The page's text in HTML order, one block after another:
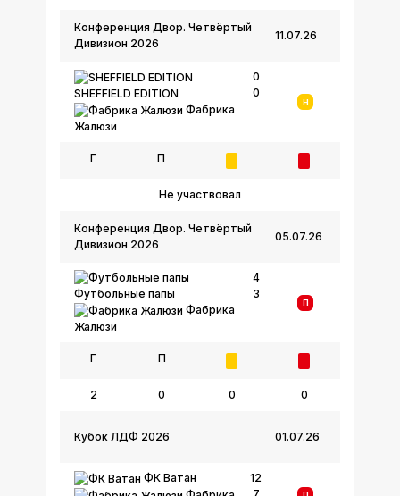
11.07.26
Конференция Двор. Четвёртый
Дивизион 2026
SHEFFIELD EDITION
Фабрика
Жалюзи
0
0
Н
Г П
Не участвовал
05.07.26
Конференция Двор. Четвёртый
Дивизион 2026
Футбольные папы
Фабрика
Жалюзи
4
3
П
Г П
2 0 0 0
01.07.26
Кубок ЛДФ 2026
ФК Ватан
12